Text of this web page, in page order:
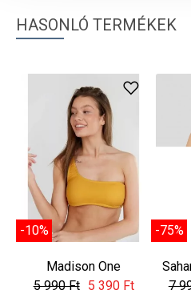
HASONLÓ TERMÉKEK
-10%
Madison One
Shoulder Top
5 990 Ft 5 390 Ft
-75%
7